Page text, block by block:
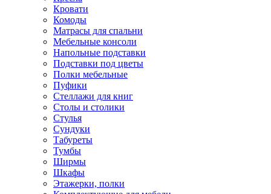
Кровати
Комоды
Матрасы для спальни
Мебельные консоли
Напольные подставки
Подставки под цветы
Полки мебельные
Пуфики
Стеллажи для книг
Столы и столики
Стулья
Сундуки
Табуреты
Тумбы
Ширмы
Шкафы
Этажерки, полки